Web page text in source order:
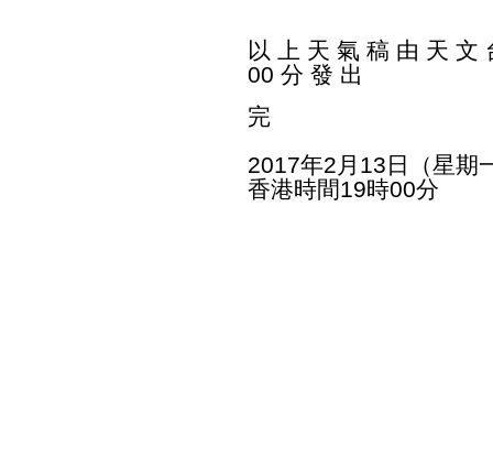
以 上 天 氣 稿 由 天 文
00 分 發 出
完
2017年2月13日（星期
香港時間19時00分